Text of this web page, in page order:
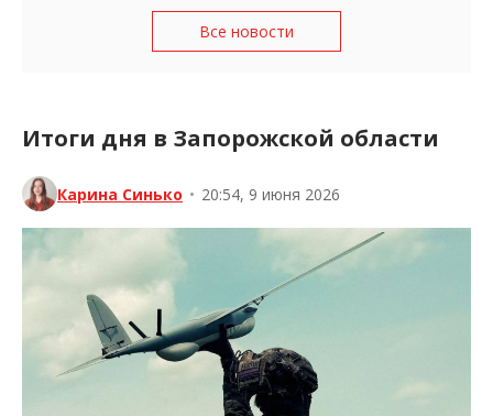
Все новости
Итоги дня в Запорожской области
Карина Синько • 20:54, 9 июня 2026